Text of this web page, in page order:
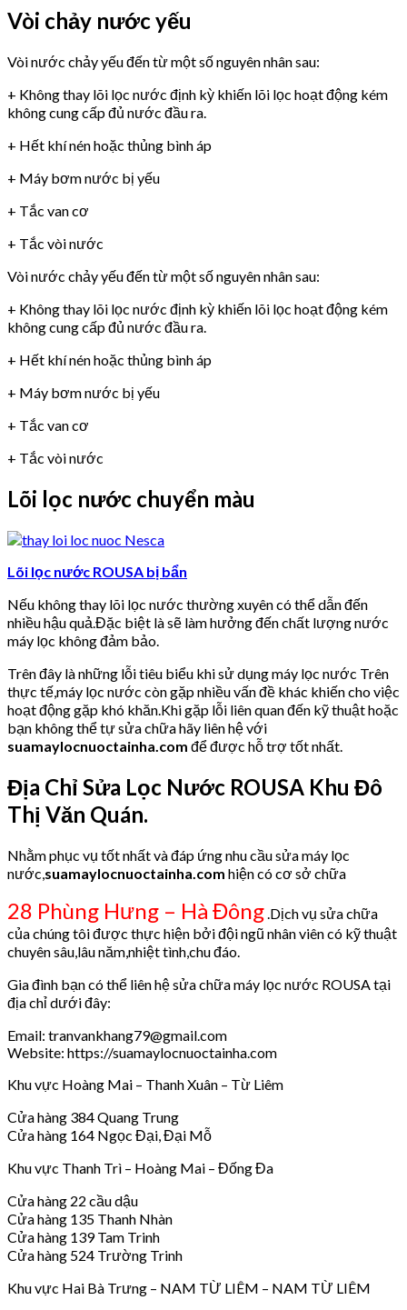
Vòi chảy nước yếu
Vòi nước chảy yếu đến từ một số nguyên nhân sau:
+ Không thay lõi lọc nước định kỳ khiến lõi lọc hoạt động kém
không cung cấp đủ nước đầu ra.
+ Hết khí nén hoặc thủng bình áp
+ Máy bơm nước bị yếu
+ Tắc van cơ
+ Tắc vòi nước
Vòi nước chảy yếu đến từ một số nguyên nhân sau:
+ Không thay lõi lọc nước định kỳ khiến lõi lọc hoạt động kém
không cung cấp đủ nước đầu ra.
+ Hết khí nén hoặc thủng bình áp
+ Máy bơm nước bị yếu
+ Tắc van cơ
+ Tắc vòi nước
Lõi lọc nước chuyển màu
Lõi lọc nước ROUSA bị bẩn
Nếu không thay lõi lọc nước thường xuyên có thể dẫn đến
nhiều hậu quả.Đặc biệt là sẽ làm hưởng đến chất lượng nước
máy lọc không đảm bảo.
Trên đây là những lỗi tiêu biểu khi sử dụng máy lọc nước Trên
thực tế,máy lọc nước còn gặp nhiều vấn đề khác khiến cho việc
hoạt động gặp khó khăn.Khi gặp lỗi liên quan đến kỹ thuật hoặc
bạn không thể tự sửa chữa hãy liên hệ với
suamaylocnuoctainha.com để được hỗ trợ tốt nhất.
Địa Chỉ Sửa Lọc Nước ROUSA Khu Đô
Thị Văn Quán.
Nhằm phục vụ tốt nhất và đáp ứng nhu cầu sửa máy lọc
nước, suamaylocnuoctainha.com hiện có cơ sở chữa
28 Phùng Hưng – Hà Đông .Dịch vụ sửa chữa
của chúng tôi được thực hiện bởi đội ngũ nhân viên có kỹ thuật
chuyên sâu,lâu năm,nhiệt tình,chu đáo.
Gia đình bạn có thể liên hệ sửa chữa máy lọc nước ROUSA tại
địa chỉ dưới đây:
Email: tranvankhang79@gmail.com
Website: https://suamaylocnuoctainha.com
Khu vực Hoàng Mai – Thanh Xuân – Từ Liêm
Cửa hàng 384 Quang Trung
Cửa hàng 164 Ngọc Đại, Đại Mỗ
Khu vực Thanh Trì – Hoàng Mai – Đống Đa
Cửa hàng 22 cầu dậu
Cửa hàng 135 Thanh Nhàn
Cửa hàng 139 Tam Trinh
Cửa hàng 524 Trường Trinh
Khu vực Hai Bà Trưng – NAM TỪ LIÊM – NAM TỪ LIÊM